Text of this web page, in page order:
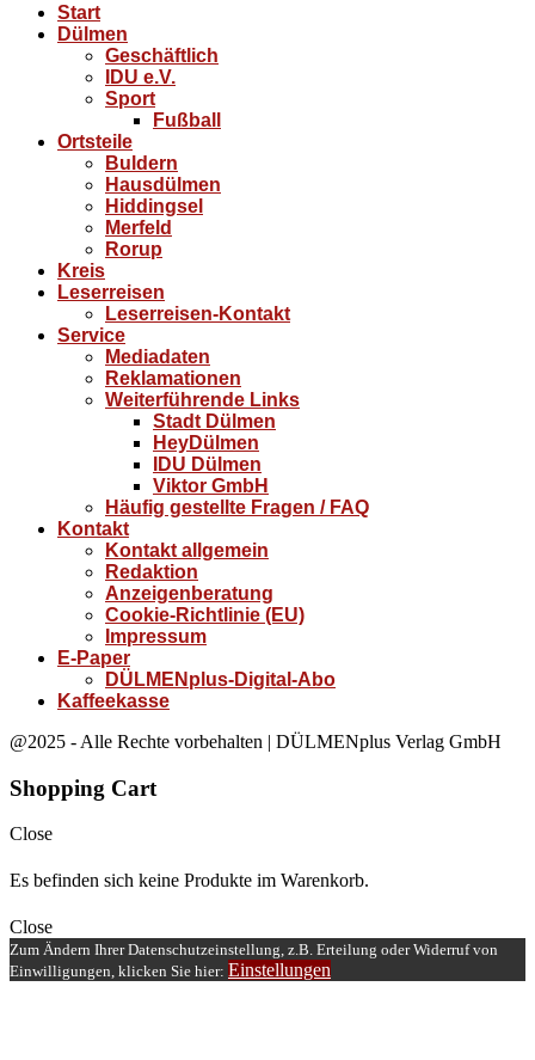
Start
Dülmen
Geschäftlich
IDU e.V.
Sport
Fußball
Ortsteile
Buldern
Hausdülmen
Hiddingsel
Merfeld
Rorup
Kreis
Leserreisen
Leserreisen-Kontakt
Service
Mediadaten
Reklamationen
Weiterführende Links
Stadt Dülmen
HeyDülmen
IDU Dülmen
Viktor GmbH
Häufig gestellte Fragen / FAQ
Kontakt
Kontakt allgemein
Redaktion
Anzeigenberatung
Cookie-Richtlinie (EU)
Impressum
E-Paper
DÜLMENplus-Digital-Abo
Kaffeekasse
@2025 - Alle Rechte vorbehalten | DÜLMENplus Verlag GmbH
Shopping Cart
Close
Es befinden sich keine Produkte im Warenkorb.
Close
Zum Ändern Ihrer Datenschutzeinstellung, z.B. Erteilung oder Widerruf von
Einwilligungen, klicken Sie hier: Einstellungen